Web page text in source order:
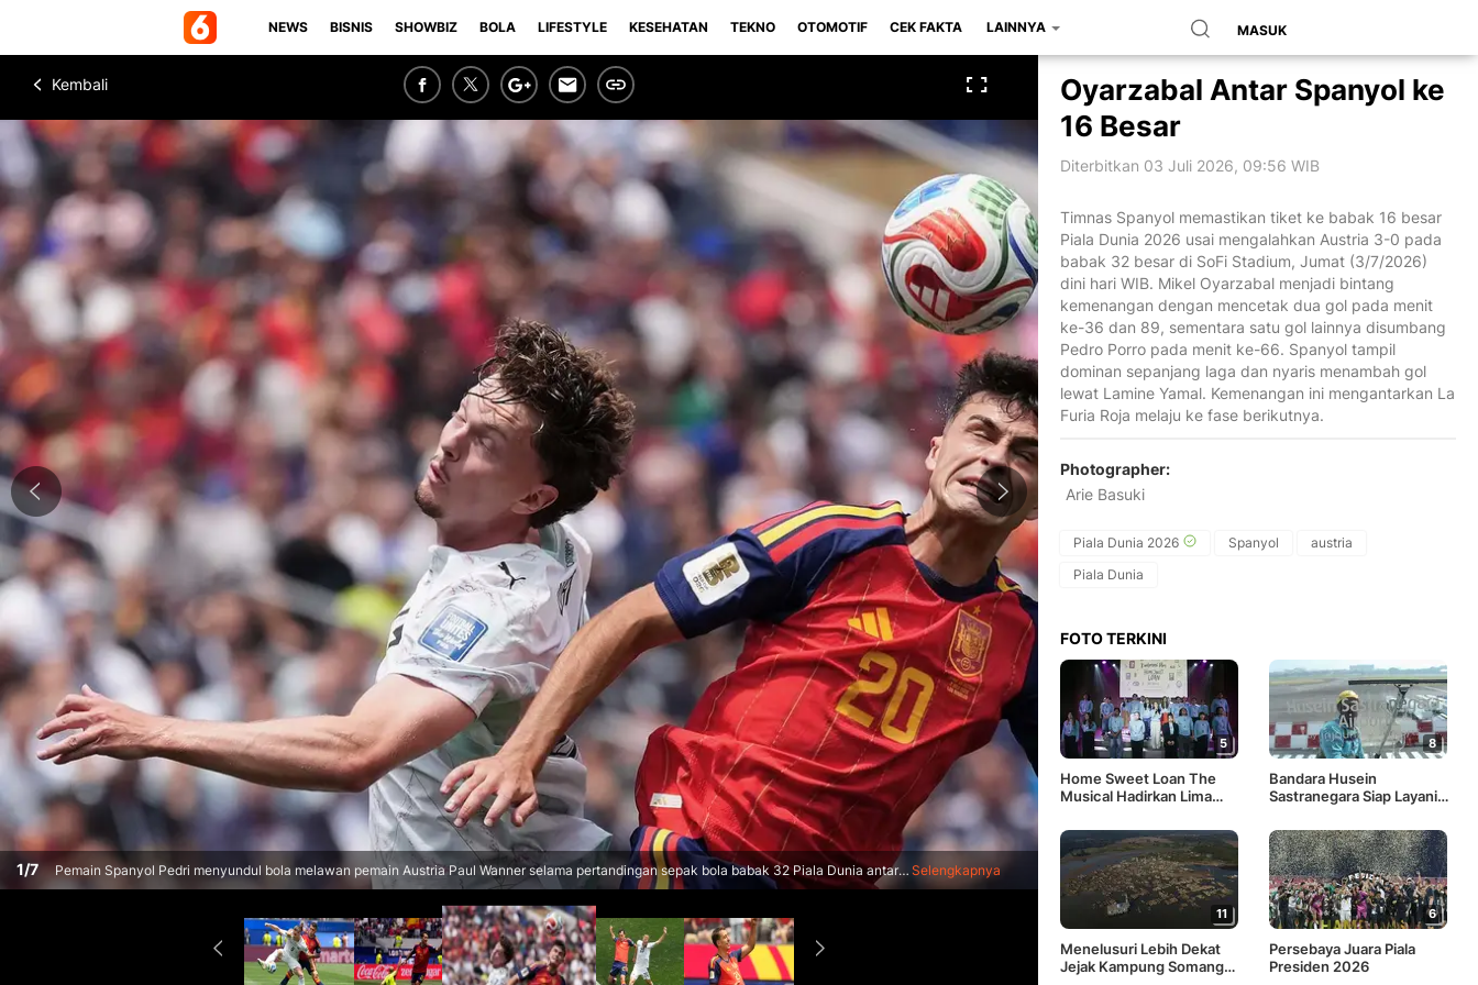
NEWS BISNIS SHOWBIZ BOLA LIFESTYLE KESEHATAN TEKNO OTOMOTIF CEK FAKTA LAINNYA MASUK
1/7
Pemain Spanyol Pedri menyundul bola melawan pemain Austria Paul Wanner selama pertandingan sepak bola babak 32 Piala Dunia antara
Spanyol dan Austria di Inglewood, California, dekat Los Angeles, Kamis, (02/07/2026). (AP Photo/Jae C. Hong)
Selengkapnya
/7
Pemain Spanyol Mikel Oyarzabal berebut bola dengan
antara Spanyol dan Austria di Inglewood, California, dekat
Oyarzabal Antar Spanyol ke
16 Besar
Diterbitkan 03 Juli 2026, 09:56 WIB
Timnas Spanyol memastikan tiket ke babak 16 besar
Piala Dunia 2026 usai mengalahkan Austria 3-0 pada
babak 32 besar di SoFi Stadium, Jumat (3/7/2026)
dini hari WIB. Mikel Oyarzabal menjadi bintang
kemenangan dengan mencetak dua gol pada menit
ke-36 dan 89, sementara satu gol lainnya disumbang
Pedro Porro pada menit ke-66. Spanyol tampil
dominan sepanjang laga dan nyaris menambah gol
lewat Lamine Yamal. Kemenangan ini mengantarkan La
Furia Roja melaju ke fase berikutnya.
Photographer:
Arie Basuki
Piala Dunia 2026 Spanyol
austria
Piala Dunia
FOTO TERKINI
5
Home Sweet Loan The
Musical Hadirkan Lima
8
Bandara Husein
Sastranegara Siap Layani
11
Menelusuri Lebih Dekat
Jejak Kampung Somang
6
Persebaya Juara Piala
Presiden 2026